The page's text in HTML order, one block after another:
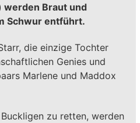
werden Braut und
Schwur entführt.
die einzige Tochter
Genies und
Marlene und Maddox
zu retten, werden